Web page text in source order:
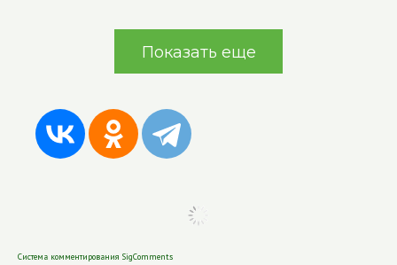
Показать еще
Система комментирования SigComments